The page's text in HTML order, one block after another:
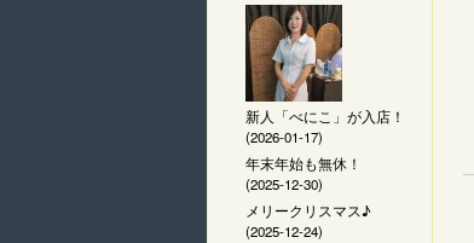
新人「べにこ」が入店！
(2026-01-17)
年末年始も無休！
(2025-12-30)
メリークリスマス♪
(2025-12-24)